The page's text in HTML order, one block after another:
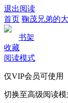
退出阅读
首页 鞠茂兄弟的
书架
收藏
阅读模式
仅VIP会员可使用
切换至高级阅读模